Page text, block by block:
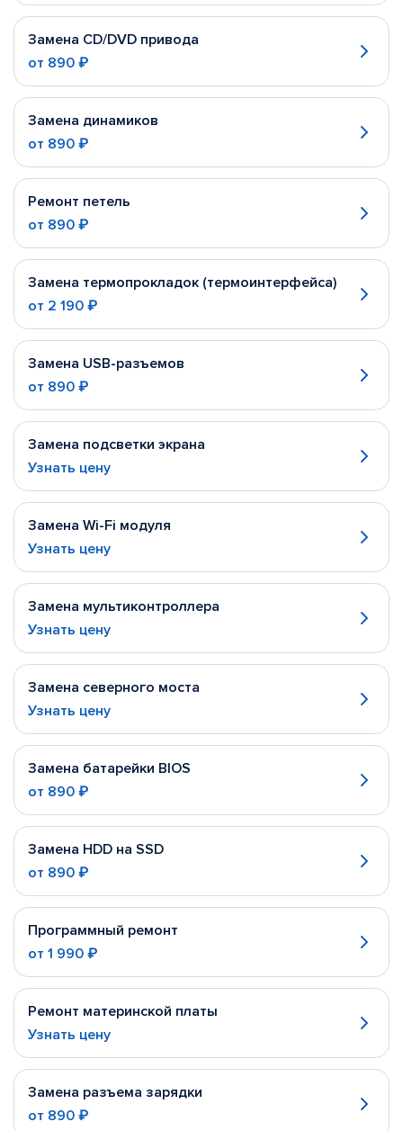
Замена CD/DVD привода
от 890 ₽
Замена динамиков
от 890 ₽
Ремонт петель
от 890 ₽
Замена термопрокладок (термоинтерфейса)
от 2 190 ₽
Замена USB-разъемов
от 890 ₽
Замена подсветки экрана
Узнать цену
Замена Wi-Fi модуля
Узнать цену
Замена мультиконтроллера
Узнать цену
Замена северного моста
Узнать цену
Замена батарейки BIOS
от 890 ₽
Замена HDD на SSD
от 890 ₽
Программный ремонт
от 1 990 ₽
Ремонт материнской платы
Узнать цену
Замена разъема зарядки
от 890 ₽